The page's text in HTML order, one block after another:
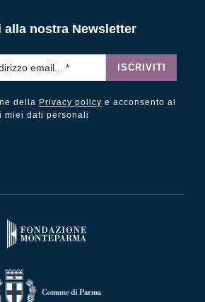
alla nostra Newsletter
ISCRIVITI
della Privacy policy e acconsento al
miei dati personali